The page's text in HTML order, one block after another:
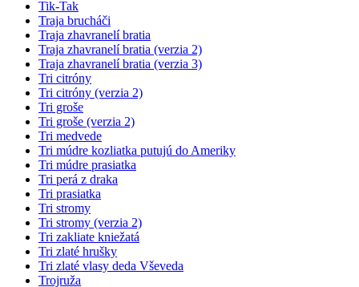
Tik-Tak
Traja brucháči
Traja zhavranelí bratia
Traja zhavranelí bratia (verzia 2)
Traja zhavranelí bratia (verzia 3)
Tri citróny
Tri citróny (verzia 2)
Tri groše
Tri groše (verzia 2)
Tri medvede
Tri múdre kozliatka putujú do Ameriky
Tri múdre prasiatka
Tri perá z draka
Tri prasiatka
Tri stromy
Tri stromy (verzia 2)
Tri zakliate kniežatá
Tri zlaté hrušky
Tri zlaté vlasy deda Vševeda
Trojruža